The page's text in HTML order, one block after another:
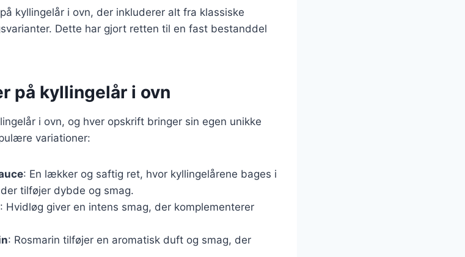
kyllingelår i ovn, der inkluderer alt fra klassiske
Dette har gjort retten til en fast bestanddel
på kyllingelår i ovn
i ovn, og hver opskrift bringer sin egen unikke
variationer:
: En lækker og saftig ret, hvor kyllingelårene bages i
tilføjer dybde og smag.
: Hvidløg giver en intens smag, der komplementerer
: Rosmarin tilføjer en aromatisk duft og smag, der